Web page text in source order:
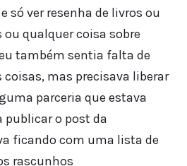
só ver resenha de livros ou
ou qualquer coisa sobre
também sentia falta de
coisas, mas precisava liberar
parceria que estava
publicar o post da
ficando com uma lista de
rascunhos